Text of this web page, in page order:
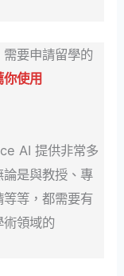
要申請留學的
你使用
AI 提供非常多
是與教授、專
等，都需要有
術領域的